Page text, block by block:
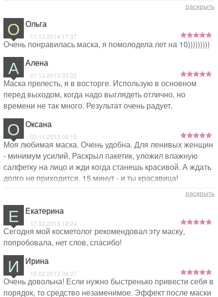
эта салфетка велика :) Если прорези для глаз на месте, то
прорезь для рта окажется на подбородке :)
раскрыть
О Ольга
11.12.2014 17:37
Очень понравилась маска, я помолодела лет на 10)))))))))
А Алена
01.12.2013 03:22
Маска прелесть, я в восторге. Использую в основном
перед выходом, когда надо выглядеть отлично, но
времени не так много. Результат очень радует.
О Оксана
03.11.2013 09:15
Моя любимая маска. Очень удобна. Для ленивых женщин
- минимум усилий. Раскрыл пакетик, уложил влажную
салфетку на лицо и жди когда станешь красивой. А ждать
долго не приходится. 15 минут - и ты красавица!
ороговевший слой клеток, затем накладываю салфеточку
- маску. Поры в бане открываются, кода активно
впитывает все питательные и увлажняющие компоненты.
После бани с такой маской - просто девочка!!
раскрыть
Е Екатерина
17.02.2013 18:24
Сегодня мой косметолог рекомендовал эту маску,
попробовала, нет слов, спасибо!
И Ирина
15.02.2013 04:37
Очень довольна! Если нужно быстренько привести себя в
порядок, то средство незаменимое. Эффект после маски